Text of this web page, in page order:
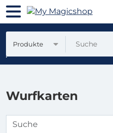
Produkte
Wurfkarten